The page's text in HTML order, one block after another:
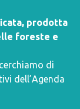
prodotta
foreste e
di
dell’Agenda